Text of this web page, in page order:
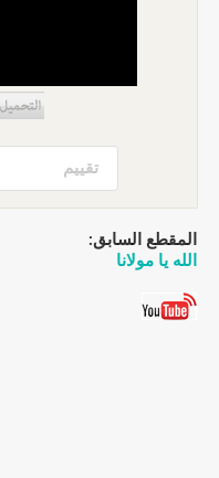
تقييم
المقطع السابق:
الله يا مولانا